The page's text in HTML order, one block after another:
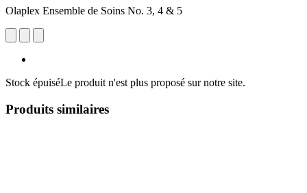
Olaplex Ensemble de Soins No. 3, 4 & 5
Stock épuiséLe produit n'est plus proposé sur notre site.
Produits similaires